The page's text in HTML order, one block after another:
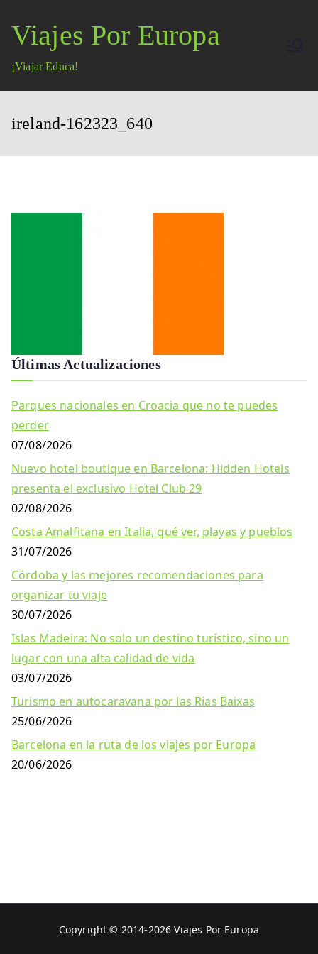
contenido
Viajes Por Europa
¡Viajar Educa!
ireland-162323_640
Últimas Actualizaciones
Parques nacionales en Croacia que no te puedes
perder
07/08/2026
Nuevo hotel boutique en Barcelona: Hidden Hotels
presenta el exclusivo Hotel Club 29
02/08/2026
Costa Amalfitana en Italia, qué ver, playas y pueblos
31/07/2026
Córdoba y las mejores recomendaciones para
organizar tu viaje
30/07/2026
Islas Madeira: No solo un destino turístico, sino un
lugar con una alta calidad de vida
03/07/2026
Turismo en autocaravana por las Rías Baixas
25/06/2026
Barcelona en la ruta de los viajes por Europa
20/06/2026
Copyright © 2014-2026Viajes Por Europa